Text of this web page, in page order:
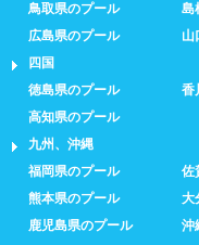
鳥取県のプール
島
広島県のプール
山
四国
徳島県のプール
香
高知県のプール
九州、沖縄
福岡県のプール
佐
熊本県のプール
大
鹿児島県のプール
沖